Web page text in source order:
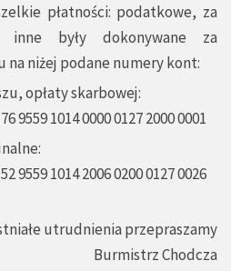
płatności: podatkowe, za
były dokonywane za
niżej podane numery kont:
opłaty skarbowej:
9559 1014 0000 0127 2000 0001
9559 1014 2006 0200 0127 0026
utrudnienia przepraszamy
Burmistrz Chodcza